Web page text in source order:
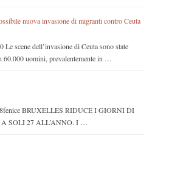
nuova invasione di migranti contro Ceuta
scene dell’invasione di Ceuta sono state
uomini, prevalentemente in …
BRUXELLES RIDUCE I GIORNI DI
SOLI 27 ALL’ANNO. I …